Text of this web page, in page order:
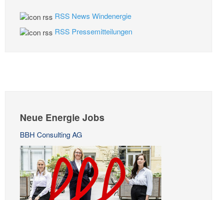
RSS News Windenergie
RSS Pressemitteilungen
Neue Energie Jobs
BBH Consulting AG